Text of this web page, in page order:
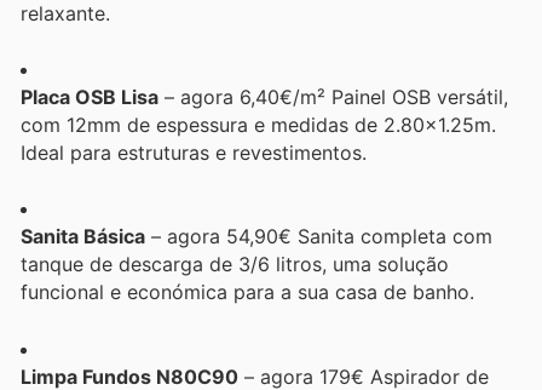
relaxante.
Placa OSB Lisa – agora 6,40€/m² Painel OSB versátil,
com 12mm de espessura e medidas de 2.80x1.25m.
Ideal para estruturas e revestimentos.
Sanita Básica – agora 54,90€ Sanita completa com
tanque de descarga de 3/6 litros, uma solução
funcional e económica para a sua casa de banho.
Limpa Fundos N80C90 – agora 179€ Aspirador de